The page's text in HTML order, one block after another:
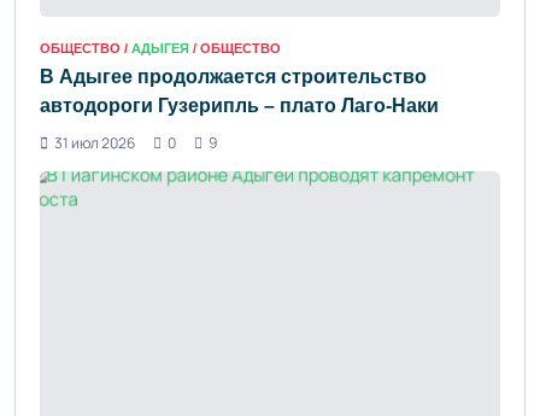
ОБЩЕСТВО / АДЫГЕЯ / ОБЩЕСТВО
В Адыгее продолжается строительство
автодороги Гузерипль – плато Лаго-Наки
31 июл 2026
0 9